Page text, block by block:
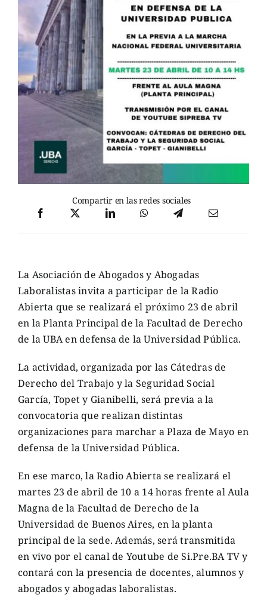
Compartir en las redes sociales
La Asociación de Abogados y Abogadas
Laboralistas invita a participar de la Radio
Abierta que se realizará el próximo 23 de abril
en la Planta Principal de la Facultad de Derecho
de la UBA en defensa de la Universidad Pública.
La actividad, organizada por las Cátedras de
Derecho del Trabajo y la Seguridad Social
García, Topet y Gianibelli, será previa a la
convocatoria que realizan distintas
organizaciones para marchar a Plaza de Mayo en
defensa de la Universidad Pública.
En ese marco, la Radio Abierta se realizará el
martes 23 de abril de 10 a 14 horas frente al Aula
Magna de la Facultad de Derecho de la
Universidad de Buenos Aires, en la planta
principal de la sede. Además, será transmitida
en vivo por el canal de Youtube de Si.Pre.BA TV y
contará con la presencia de docentes, alumnos y
abogados y abogadas laboralistas.